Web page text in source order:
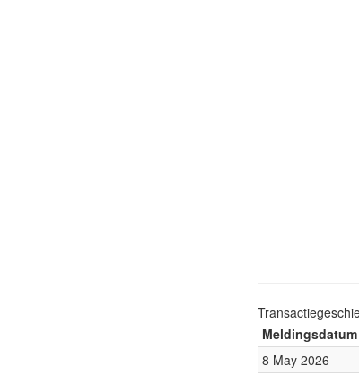
Meldingsdatum
8 May 2026